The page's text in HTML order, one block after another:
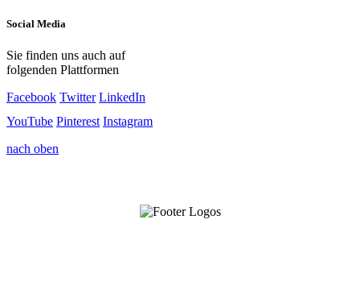
Social Media
Sie finden uns auch auf
folgenden Plattformen
Facebook Twitter LinkedIn
YouTube Pinterest Instagram
nach oben